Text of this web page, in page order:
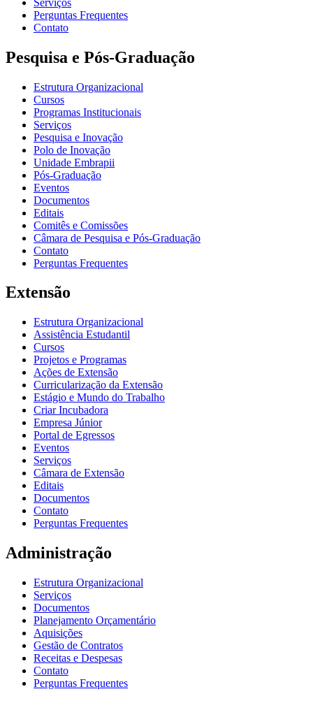
Perguntas Frequentes
Contato
Pesquisa e Pós-Graduação
Estrutura Organizacional
Cursos
Programas Institucionais
Serviços
Pesquisa e Inovação
Polo de Inovação
Unidade Embrapii
Pós-Graduação
Eventos
Documentos
Editais
Comitês e Comissões
Câmara de Pesquisa e Pós-Graduação
Contato
Perguntas Frequentes
Extensão
Estrutura Organizacional
Assistência Estudantil
Cursos
Projetos e Programas
Ações de Extensão
Curricularização da Extensão
Estágio e Mundo do Trabalho
Criar Incubadora
Empresa Júnior
Portal de Egressos
Eventos
Serviços
Câmara de Extensão
Editais
Documentos
Contato
Perguntas Frequentes
Administração
Estrutura Organizacional
Serviços
Documentos
Planejamento Orçamentário
Aquisições
Gestão de Contratos
Receitas e Despesas
Contato
Perguntas Frequentes